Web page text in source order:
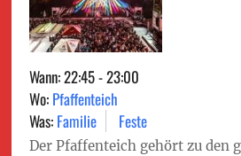
Wann: 22:45 - 23:00
Wo: Pfaffenteich
Was: Familie Feste
Der Pfaffenteich gehört zu den